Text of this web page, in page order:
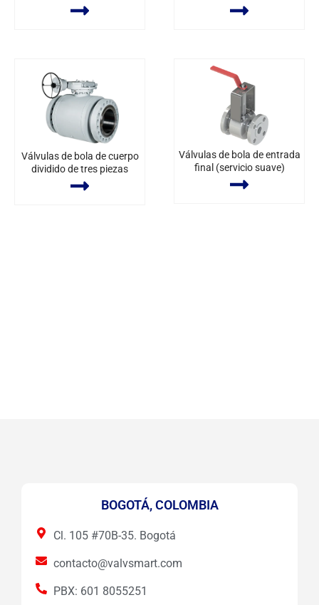
Válvulas de bola de cuerpo
dividido de tres piezas
Válvulas de bola de entrada
final (servicio suave)
BOGOTÁ, COLOMBIA
Cl. 105 #70B-35. Bogotá
contacto@valvsmart.com
PBX: 601 8055251